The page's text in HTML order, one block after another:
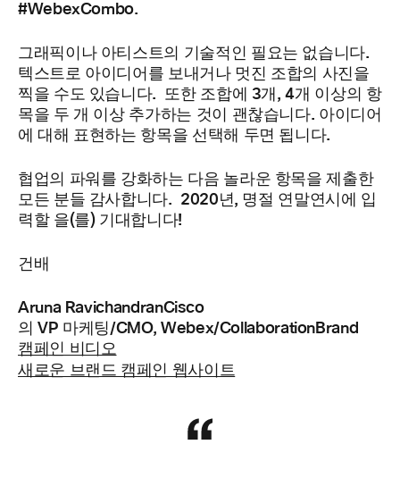
#WebexCombo.
그래픽이나 아티스트의 기술적인 필요는 없습니다.
텍스트로 아이디어를 보내거나 멋진 조합의 사진을
찍을 수도 있습니다. 또한 조합에 3개, 4개 이상의 항
목을 두 개 이상 추가하는 것이 괜찮습니다. 아이디어
에 대해 표현하는 항목을 선택해 두면 됩니다.
협업의 파워를 강화하는 다음 놀라운 항목을 제출한
모든 분들 감사합니다. 2020년, 명절 연말연시에 입
력할 을(를) 기대합니다!
건배
Aruna RavichandranCisco
의 VP 마케팅/CMO, Webex/CollaborationBrand
캠페인 비디오
새로운 브랜드 캠페인 웹사이트